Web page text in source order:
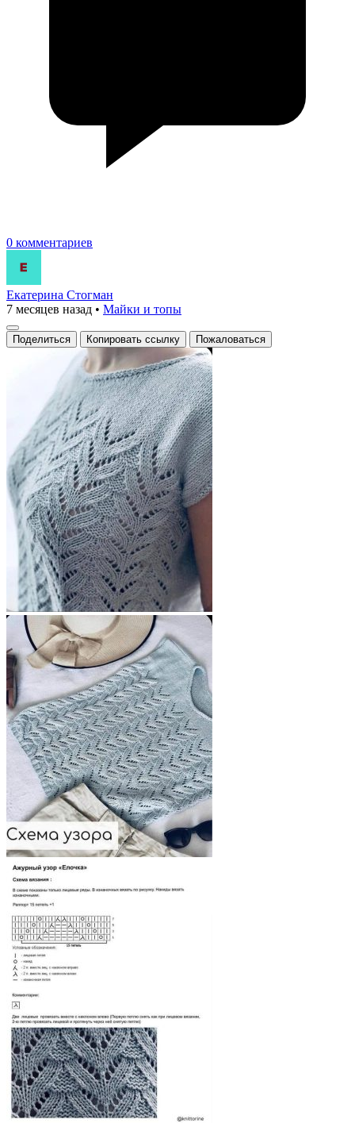
0 комментариев
Екатерина Стогман
7 месяцев назад • Майки и топы
Поделиться Копировать ссылку Пожаловаться